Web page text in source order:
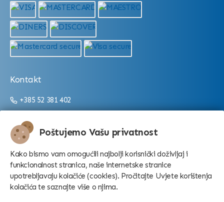
Poštujemo Vašu privatnost
Kako bismo vam omogućili najbolji korisnički doživljaj i
funkcionalnost stranica, naše internetske stranice
upotrebljavaju kolačiće (cookies). Pročitajte Uvjete korištenja
kolačića te saznajte više o njima.
Kontakt
+385 52 381 402
info@aquarium.hr
Radno vrijeme:
Od 9:00 do 16:00/22:00 (ovisno o sezoni)